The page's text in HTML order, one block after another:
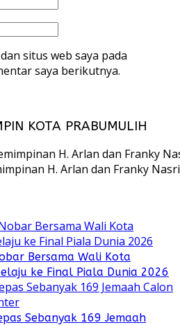
situs web saya pada
saya berikutnya.
KOTA PRABUMULIH
H. Arlan dan Franky
Bersama Wali Kota
ke Final Piala Dunia 2026
Sebanyak 169 Jemaah